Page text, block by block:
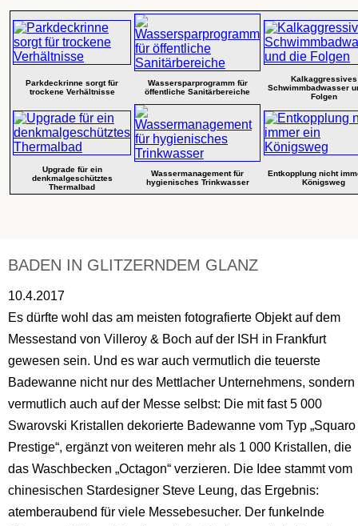
Parkdeckrinne sorgt für
trockene Verhältnisse
Wassersparprogramm für
öffentliche Sanitärbereiche
Kalkaggressives
Schwimmbadwasser
Folgen
Upgrade für ein
denkmalgeschütztes
Thermalbad
Wassermanagement für
hygienisches Trinkwasser
Entkopplung nicht
Königsweg
BADEN IN GLITZERNDEM GLANZ
10.4.2017
Es dürfte wohl das am meisten fotografierte Objekt auf dem
Messestand von Villeroy & Boch auf der ISH in Frankfurt
gewesen sein. Und es war auch vermutlich die teuerste
Badewanne nicht nur des Mettlacher Unternehmens, sondern
vermutlich auch auf der Messe selbst: Die mit fast 5 000
Swarovski Kristallen dekorierte Badewanne vom Typ „Squaro
Prestige“, ergänzt von weiteren mehr als 1 000 Kristallen, die
das Waschbecken „Octagon“ verzieren. Die Idee stammt vom
chinesischen Stardesigner Steve Leung, das Ergebnis:
atemberaubend für viele Messebesucher. Der funkelnde